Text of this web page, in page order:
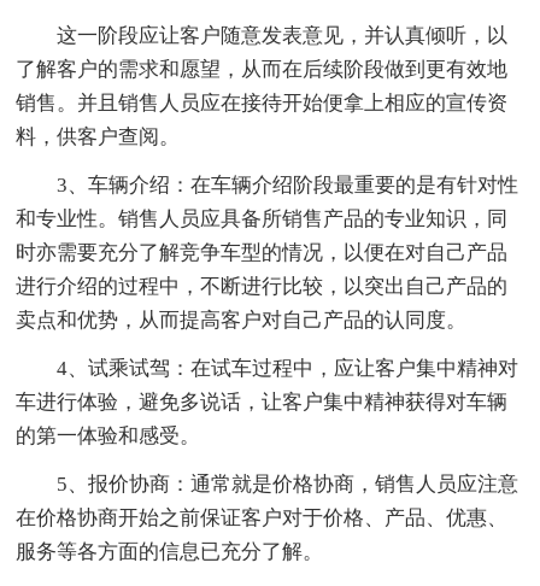
这一阶段应让客户随意发表意见，并认真倾听，以
了解客户的需求和愿望，从而在后续阶段做到更有效地
销售。并且销售人员应在接待开始便拿上相应的宣传资
料，供客户查阅。
3、车辆介绍：在车辆介绍阶段最重要的是有针对性
和专业性。销售人员应具备所销售产品的专业知识，同
时亦需要充分了解竞争车型的情况，以便在对自己产品
进行介绍的过程中，不断进行比较，以突出自己产品的
卖点和优势，从而提高客户对自己产品的认同度。
4、试乘试驾：在试车过程中，应让客户集中精神对
车进行体验，避免多说话，让客户集中精神获得对车辆
的第一体验和感受。
5、报价协商：通常就是价格协商，销售人员应注意
在价格协商开始之前保证客户对于价格、产品、优惠、
服务等各方面的信息已充分了解。